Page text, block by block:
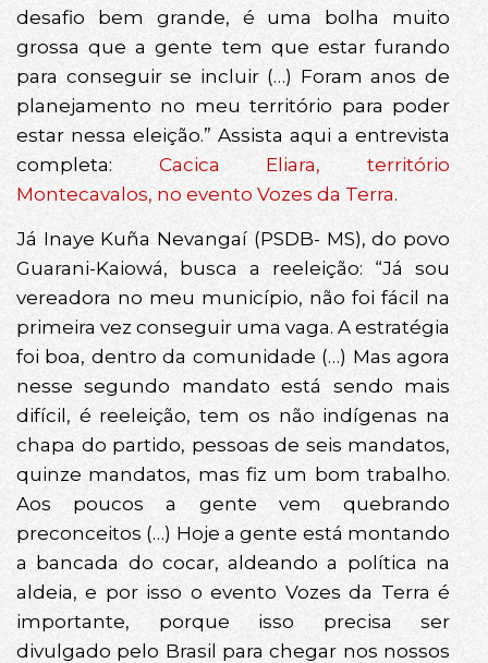
desafio bem grande, é uma bolha muito
grossa que a gente tem que estar furando
para conseguir se incluir (…) Foram anos de
planejamento no meu território para poder
estar nessa eleição.” Assista aqui a entrevista
completa: Cacica Eliara, território
Montecavalos, no evento Vozes da Terra.
Já Inaye Kuña Nevangaí (PSDB- MS), do povo
Guarani-Kaiowá, busca a reeleição: “Já sou
vereadora no meu município, não foi fácil na
primeira vez conseguir uma vaga. A estratégia
foi boa, dentro da comunidade (…) Mas agora
nesse segundo mandato está sendo mais
difícil, é reeleição, tem os não indígenas na
chapa do partido, pessoas de seis mandatos,
quinze mandatos, mas fiz um bom trabalho.
Aos poucos a gente vem quebrando
preconceitos (…) Hoje a gente está montando
a bancada do cocar, aldeando a política na
aldeia, e por isso o evento Vozes da Terra é
importante, porque isso precisa ser
divulgado pelo Brasil para chegar nos nossos